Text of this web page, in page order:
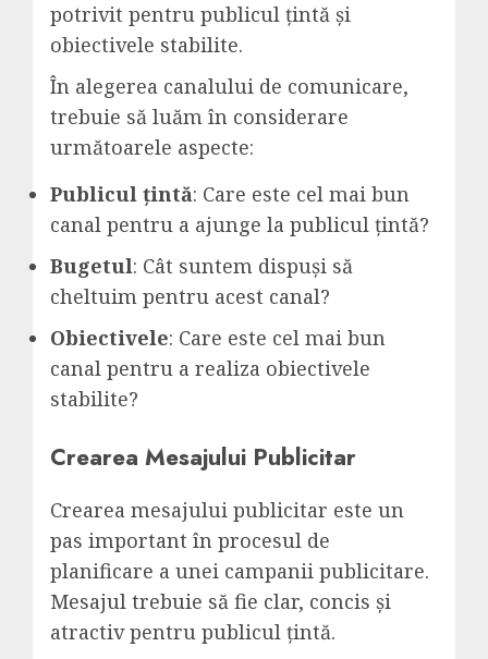
potrivit pentru publicul țintă și
obiectivele stabilite.
În alegerea canalului de comunicare,
trebuie să luăm în considerare
următoarele aspecte:
Publicul țintă: Care este cel mai bun
canal pentru a ajunge la publicul țintă?
Bugetul: Cât suntem dispuși să
cheltuim pentru acest canal?
Obiectivele: Care este cel mai bun
canal pentru a realiza obiectivele
stabilite?
Crearea Mesajului Publicitar
Crearea mesajului publicitar este un
pas important în procesul de
planificare a unei campanii publicitare.
Mesajul trebuie să fie clar, concis și
atractiv pentru publicul țintă.